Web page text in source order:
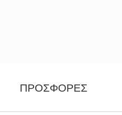
ΠΡΟΣΦΟΡΈΣ